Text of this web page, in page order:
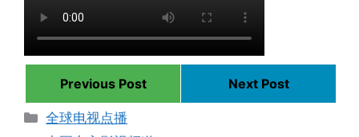
Previous Post
Next Post
Categories
全球电视点播